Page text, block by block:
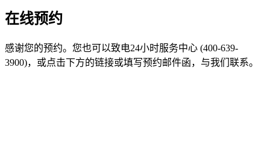
在线预约
感谢您的预约。您也可以致电24小时服务中心 (400-639-
3900)，或点击下方的链接或填写预约邮件函，与我们联系。